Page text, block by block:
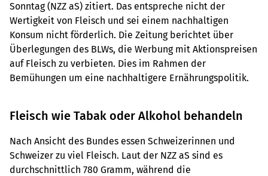
Sonntag (NZZ aS) zitiert. Das entspreche nicht der
Wertigkeit von Fleisch und sei einem nachhaltigen
Konsum nicht förderlich. Die Zeitung berichtet über
Überlegungen des BLWs, die Werbung mit Aktionspreisen
auf Fleisch zu verbieten. Dies im Rahmen der
Bemühungen um eine nachhaltigere Ernährungspolitik.
Fleisch wie Tabak oder Alkohol behandeln
Nach Ansicht des Bundes essen Schweizerinnen und
Schweizer zu viel Fleisch. Laut der NZZ aS sind es
durchschnittlich 780 Gramm, während die